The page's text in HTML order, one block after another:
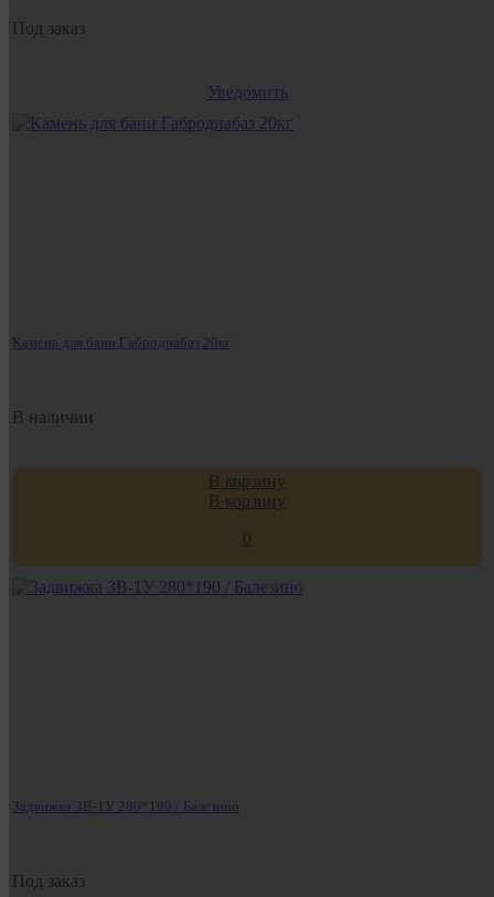
Под заказ
Уведомить
Камень для бани Габродиабаз 20кг
В наличии
В корзину
В корзину
0
Задвижка ЗВ-1У 280*190 / Балезино
Под заказ